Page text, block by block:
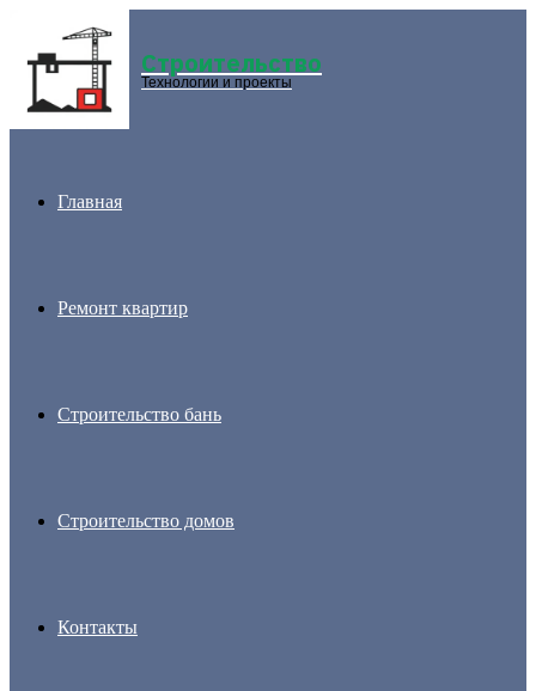
Menu Строительство
Технологии и проекты
Главная
Ремонт квартир
Строительство бань
Строительство домов
Контакты